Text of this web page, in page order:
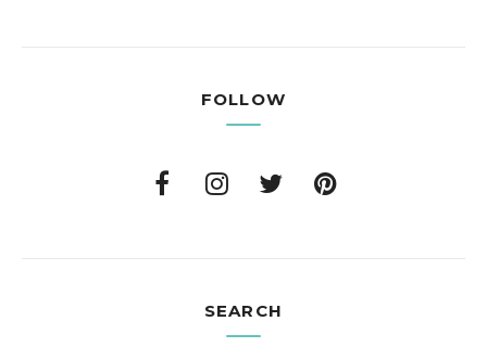
FOLLOW
SEARCH